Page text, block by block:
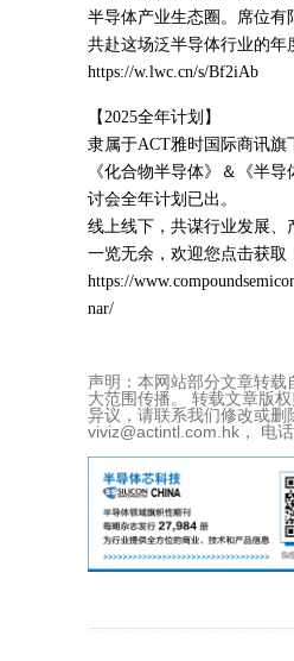
半导体产业生态圈。席位有
共赴这场泛半导体行业的年
https://w.lwc.cn/s/Bf2iAb
【2025全年计划】
隶属于ACT雅时国际商讯旗
《化合物半导体》＆《半
讨会全年计划已出。
线上线下，共谋行业发展、
一览无余，欢迎您点击获取
https://
nar/
声明：本网站部分文章转载
大范围传播。 转载文章版
异议，请联系我们修改或删
viviz@actintl.com.hk， 电